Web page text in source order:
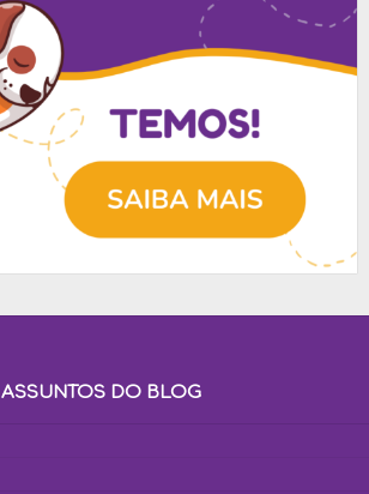
ASSUNTOS DO BLOG